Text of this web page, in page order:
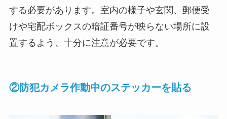
する必要があります。室内の様子や玄関、郵便受
けや宅配ボックスの暗証番号が映らない場所に設
置するよう、十分に注意が必要です。
②防犯カメラ作動中のステッカーを貼る